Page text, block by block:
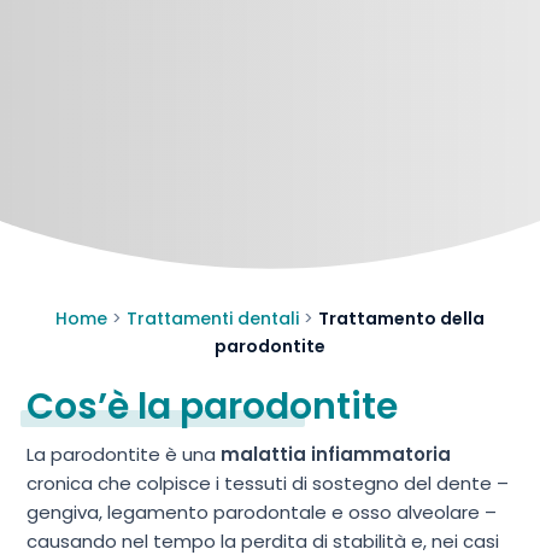
Home> Trattamenti dentali> Trattamento della
parodontite
Cos’è la parodontite
La parodontite è una malattia infiammatoria
cronica che colpisce i tessuti di sostegno del dente –
gengiva, legamento parodontale e osso alveolare –
causando nel tempo la perdita di stabilità e, nei casi